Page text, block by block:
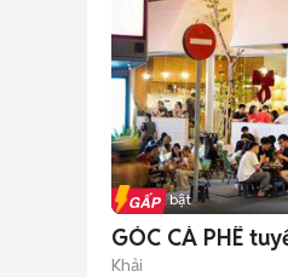
Tin nổi bật
GÓC CÀ PHÊ
Khải